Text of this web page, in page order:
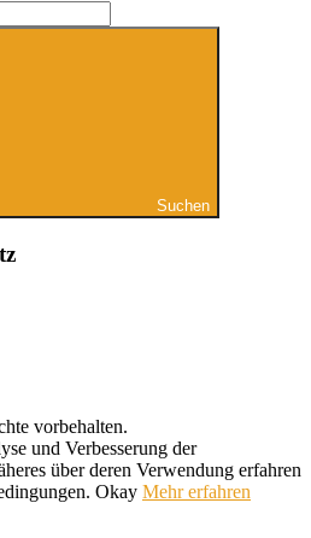
Suchen
vorbehalten.
und Verbesserung der
über deren Verwendung erfahren
Okay Mehr erfahren